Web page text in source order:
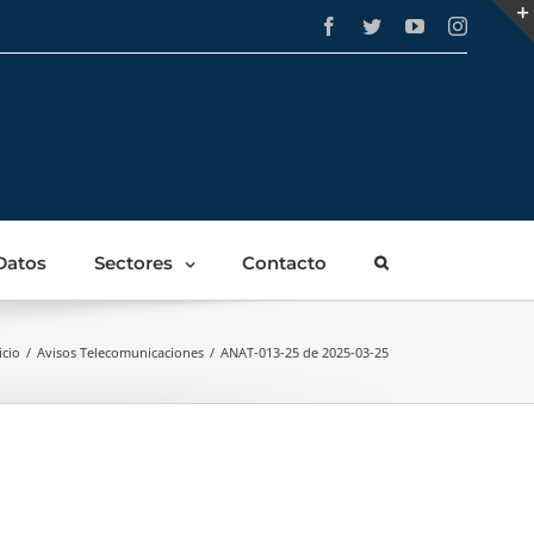
Facebook
TwitterYouTube
Sectores Contacto
/ Avisos Telecomunicaciones / ANAT-013-25 de 2025-03-25